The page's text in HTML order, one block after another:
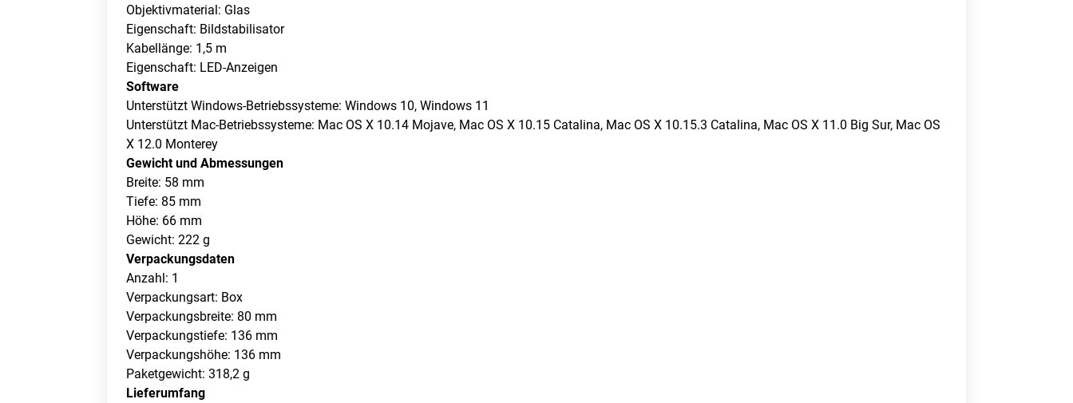
Objektivmaterial: Glas
Eigenschaft: Bildstabilisator
Kabellänge: 1,5 m
Eigenschaft: LED-Anzeigen
Software
Unterstützt Windows-Betriebssysteme: Windows 10, Windows 11
Unterstützt Mac-Betriebssysteme: Mac OS X 10.14 Mojave, Mac OS X 10.15 Catalina, Mac OS X 10.15.3 Catalina, Mac OS X 11.0 Big Sur, Mac OS
X 12.0 Monterey
Gewicht und Abmessungen
Breite: 58 mm
Tiefe: 85 mm
Höhe: 66 mm
Gewicht: 222 g
Verpackungsdaten
Anzahl: 1
Verpackungsart: Box
Verpackungsbreite: 80 mm
Verpackungstiefe: 136 mm
Verpackungshöhe: 136 mm
Paketgewicht: 318,2 g
Lieferumfang